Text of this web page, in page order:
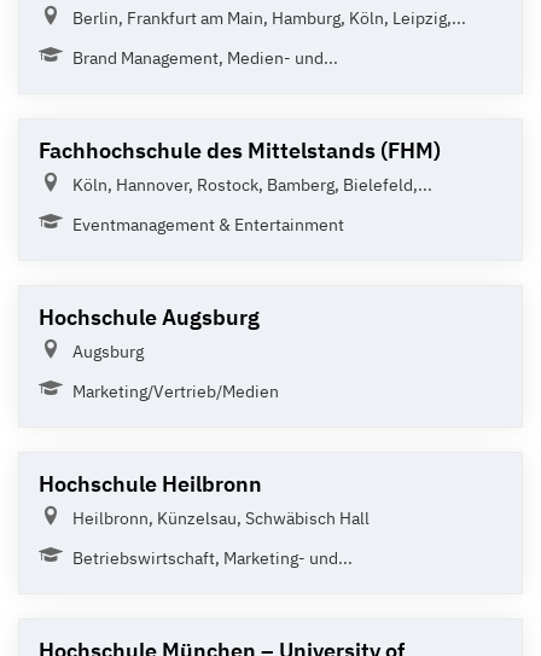
Berlin, Frankfurt am Main, Hamburg, Köln, Leipzig,...
Brand Management, Medien- und...
Fachhochschule des Mittelstands (FHM)
Köln, Hannover, Rostock, Bamberg, Bielefeld,...
Eventmanagement & Entertainment
Hochschule Augsburg
Augsburg
Marketing/Vertrieb/Medien
Hochschule Heilbronn
Heilbronn, Künzelsau, Schwäbisch Hall
Betriebswirtschaft, Marketing- und...